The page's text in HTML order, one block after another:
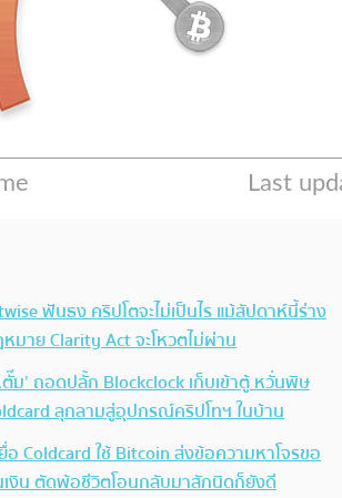
ฟันธง คริปโตจะไม่เป็นไร แม้สัปดาห์นี้ร่าง
มาย Clarity Act จะโหวตไม่ผ่าน
ตั๊ม’ ถอดปลั้ก Blockclock เก็บเข้าตู้ หวั่นพิษ
ลุกลามสู่อุปกรณ์คริปโทฯ ในบ้าน
อ Coldcard ใช้ Bitcoin ส่งข้อความหาโจรขอ
งิน ตัดพ้อชีวิตโอนกลับมาสักนิดก็ยังดี